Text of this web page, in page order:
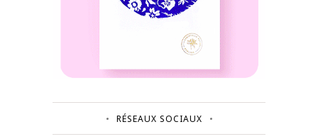
RÉSEAUX SOCIAUX